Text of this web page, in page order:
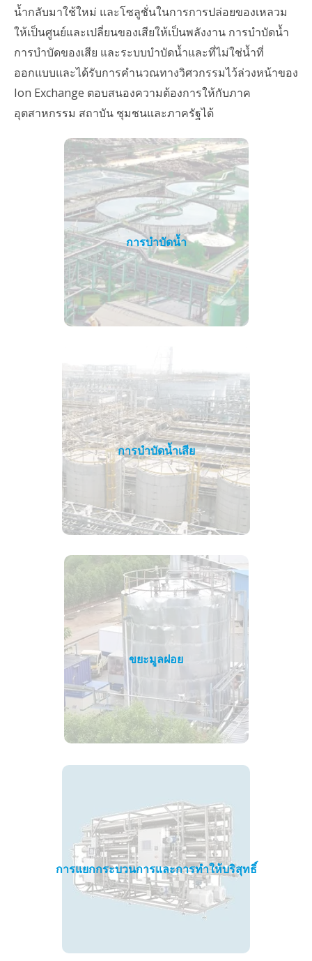
น้ำกลับมาใช้ใหม่ และโซลูชั่นในการการปล่อยของเหลวม
ให้เป็นศูนย์และเปลี่ยนของเสียให้เป็นพลังงาน การบำบัดน้ำ
การบำบัดของเสีย และระบบบำบัดน้ำและที่ไม่ใช่น้ำที่
ออกแบบและได้รับการคำนวณทางวิศวกรรมไว้ล่วงหน้าของ
Ion Exchange ตอบสนองความต้องการให้กับภาค
อุตสาหกรรม สถาบัน ชุมชนและภาครัฐได้
การบำบัดน้ำ
การบำบัดน้ำเสีย
ขยะมูลฝอย
การแยกกระบวนการและการทำให้บริสุทธิ์